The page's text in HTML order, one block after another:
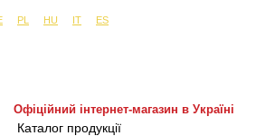
PL HU IT ES
Офіційний інтернет-магазин в Україні
Каталог продукції